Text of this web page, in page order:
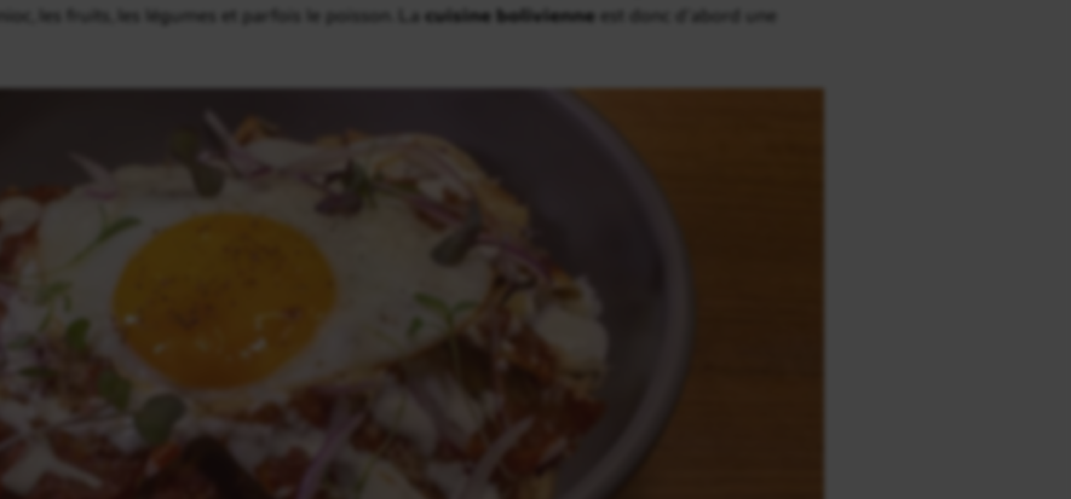
les fruits, les légumes et parfois le poisson. La cuisine bolivienne est donc d’abord une